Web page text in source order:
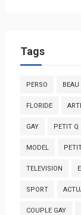
Tags
PERSO BEAU
FLORIDE
GAY PETIT Q
MODEL
TELEVISION
SPORT
COUPLE GAY